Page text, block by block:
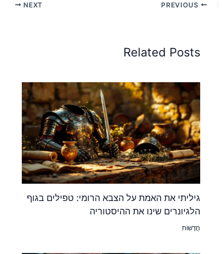
NEXT
Related Posts
גיליתי את האמת על הצבא הרומי: טפילים בגוף
הלגיונרים שינו את ההיסטוריה
חֲדָשׁוֹת